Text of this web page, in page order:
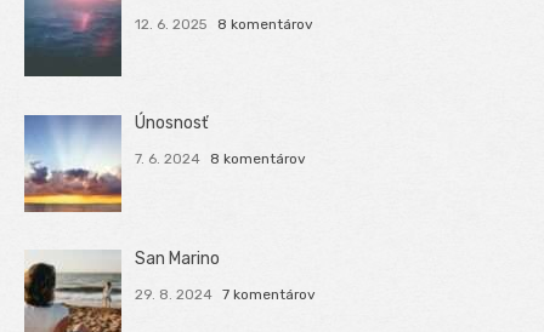
12. 6. 2025 8 komentárov
Únosnosť
7. 6. 2024 8 komentárov
San Marino
29. 8. 2024 7 komentárov